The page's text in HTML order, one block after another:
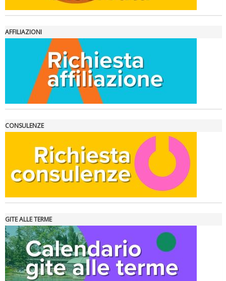
Tiziano Pesce nel Cda di Fondazione Terzjus: prima riunione a
Roma
AFFILIAZIONI
CONSULENZE
GITE ALLE TERME